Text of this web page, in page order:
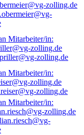
zolling.de
zolling.de